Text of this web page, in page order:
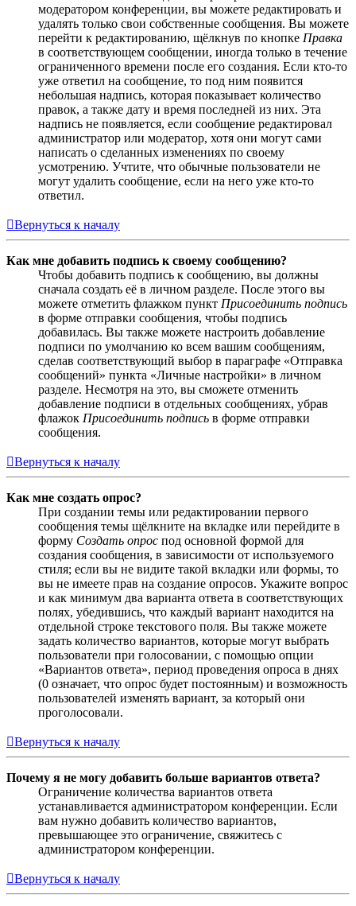
модератором конференции, вы можете редактировать и
удалять только свои собственные сообщения. Вы можете
перейти к редактированию, щёлкнув по кнопке Правка
в соответствующем сообщении, иногда только в течение
ограниченного времени после его создания. Если кто-то
уже ответил на сообщение, то под ним появится
небольшая надпись, которая показывает количество
правок, а также дату и время последней из них. Эта
надпись не появляется, если сообщение редактировал
администратор или модератор, хотя они могут сами
написать о сделанных изменениях по своему
усмотрению. Учтите, что обычные пользователи не
могут удалить сообщение, если на него уже кто-то
ответил.
Вернуться к началу
Как мне добавить подпись к своему сообщению?
Чтобы добавить подпись к сообщению, вы должны
сначала создать её в личном разделе. После этого вы
можете отметить флажком пункт Присоединить подпись
в форме отправки сообщения, чтобы подпись
добавилась. Вы также можете настроить добавление
подписи по умолчанию ко всем вашим сообщениям,
сделав соответствующий выбор в параграфе «Отправка
сообщений» пункта «Личные настройки» в личном
разделе. Несмотря на это, вы сможете отменить
добавление подписи в отдельных сообщениях, убрав
флажок Присоединить подпись в форме отправки
сообщения.
Вернуться к началу
Как мне создать опрос?
При создании темы или редактировании первого
сообщения темы щёлкните на вкладке или перейдите в
форму Создать опрос под основной формой для
создания сообщения, в зависимости от используемого
стиля; если вы не видите такой вкладки или формы, то
вы не имеете прав на создание опросов. Укажите вопрос
и как минимум два варианта ответа в соответствующих
полях, убедившись, что каждый вариант находится на
отдельной строке текстового поля. Вы также можете
задать количество вариантов, которые могут выбрать
пользователи при голосовании, с помощью опции
«Вариантов ответа», период проведения опроса в днях
(0 означает, что опрос будет постоянным) и возможность
пользователей изменять вариант, за который они
проголосовали.
Вернуться к началу
Почему я не могу добавить больше вариантов ответа?
Ограничение количества вариантов ответа
устанавливается администратором конференции. Если
вам нужно добавить количество вариантов,
превышающее это ограничение, свяжитесь с
администратором конференции.
Вернуться к началу